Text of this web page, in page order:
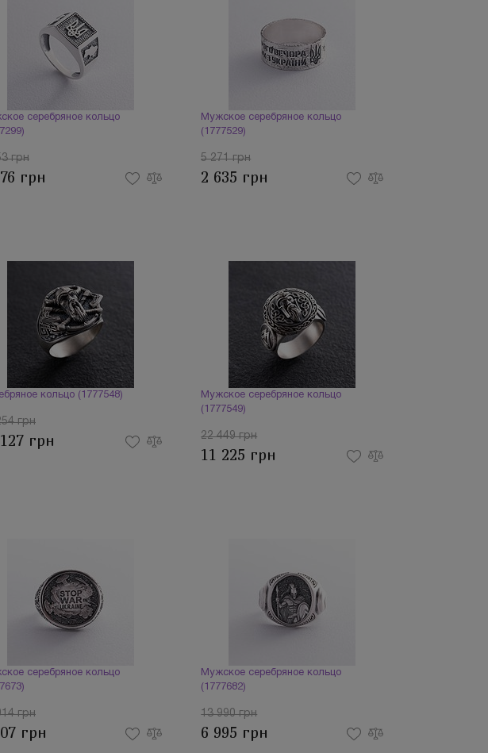
серебряное кольцо
грн
грн
Мужское серебряное кольцо
(1777529)
5 271 грн
2 635 грн
кольцо (1777548)
грн
грн
Мужское серебряное кольцо
(1777549)
22 449 грн
11 225 грн
серебряное кольцо
грн
грн
Мужское серебряное кольцо
(1777682)
13 990 грн
6 995 грн